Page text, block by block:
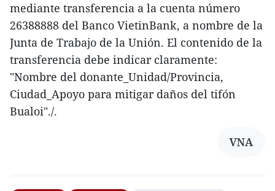
mediante transferencia a la cuenta número
26388888 del Banco VietinBank, a nombre de la
Junta de Trabajo de la Unión. El contenido de la
transferencia debe indicar claramente:
"Nombre del donante_Unidad/Provincia,
Ciudad_Apoyo para mitigar daños del tifón
Bualoi"./.
VNA